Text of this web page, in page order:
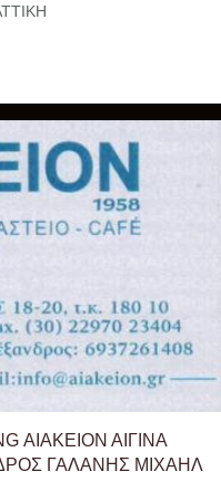
ΑΙΑΚΕΙΟΝ ΑΙΓΙΝΑ
ΓΑΛΑΝΗΣ ΜΙΧΑΗΛ